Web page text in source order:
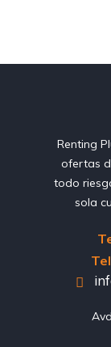
Renting
ofertas
todo
sola